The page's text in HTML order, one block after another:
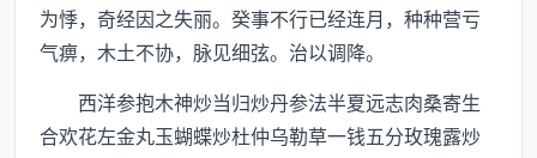
为悸，奇经因之失丽。癸事不行已经连月，种种营亏
气痹，木土不协，脉见细弦。治以调降。
西洋参抱木神炒当归炒丹参法半夏远志肉桑寄生
合欢花左金丸玉蝴蝶炒杜仲乌勒草一钱五分玫瑰露炒